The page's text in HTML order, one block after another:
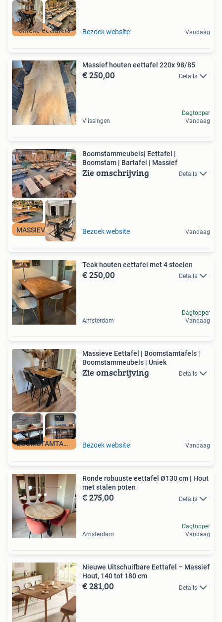
Unieke eettafels Bezoek website Vandaag
Massief houten eettafel 220x 98/85
€ 250,00 Details
Vlissingen
Dagtopper
Vandaag
MASSIEVE MEUBELS
Boomstammeubels| Eettafel |
Boomstam | Bartafel | Massief
Zie omschrijving Details
Bezoek website Vandaag
Teak houten eettafel met 4 stoelen
€ 250,00 Details
Amsterdam
Dagtopper
Vandaag
BOOMSTAMTAFELS
Massieve Eettafel | Boomstamtafels |
Boomstammeubels | Uniek
Zie omschrijving Details
Bezoek website Vandaag
Ronde robuuste eettafel Ø130 cm | Hout
met stalen poten
€ 275,00 Details
Amsterdam
Dagtopper
Vandaag
Nieuwe Uitschuifbare Eettafel – Massief
Hout, 140 tot 180 cm
€ 281,00 Details